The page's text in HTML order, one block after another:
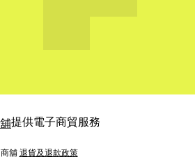
提供電子商貿服務
商舖 退貨及退款政策